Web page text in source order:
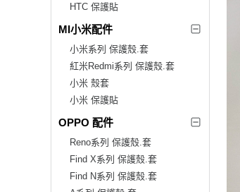
HTC 保護貼
MI小米配件
小米系列 保護殼.套
紅米Redmi系列 保護殼.套
小米 殼套
小米 保護貼
OPPO 配件
Reno系列 保護殼.套
Find X系列 保護殼.套
Find N系列 保護殼.套